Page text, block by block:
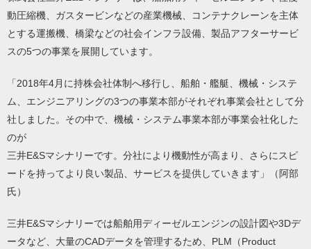
動圧縮機、ガスタービンなどの産業機械、コンテナクレーンを主体
とする運搬機、橋梁などの社会インフラ設備、製品アフターサービ
スの5つの事業を展開しています。
「2018年4月に持株会社体制へ移行し、船舶・艦艇、機械・システ
ム、エンジニアリングの3つの事業本部がそれぞれ事業会社として分
社しました。その中で、機械・システム事業本部が事業会社化した
のが
三井E&Sマシナリーです。分社により機動性が高まり、さらにスピ
ードを持ってより良い製品、サービスを提供していきます」（阿部
氏）
三井E&Sマシナリーでは船舶用ディーゼルエンジンの設計図や3Dデ
ータなど、大量のCADデータを管理するため、PLM（Product